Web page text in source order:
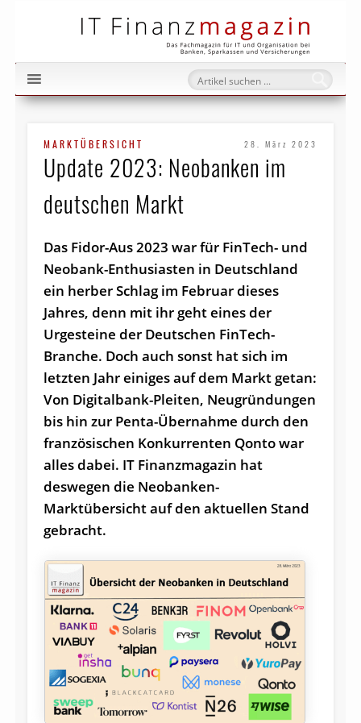
MARKTÜBERSICHT 28. März 2023
Update 2023: Neobanken im
deutschen Markt
Das Fidor-Aus 2023 war für FinTech- und
Neobank-Enthusiasten in Deutschland
ein herber Schlag im Februar dieses
Jahres, denn mit ihr geht eines der
Urgesteine der Deutschen FinTech-
Branche. Doch auch sonst hat sich im
letzten Jahr einiges auf dem Markt getan:
Von Digitalbank-Pleiten, Neugründungen
bis hin zur Penta-Übernahme durch den
französischen Konkurrenten Qonto war
alles dabei. IT Finanzmagazin hat
deswegen die Neobanken-
Marktübersicht auf den aktuellen Stand
gebracht.